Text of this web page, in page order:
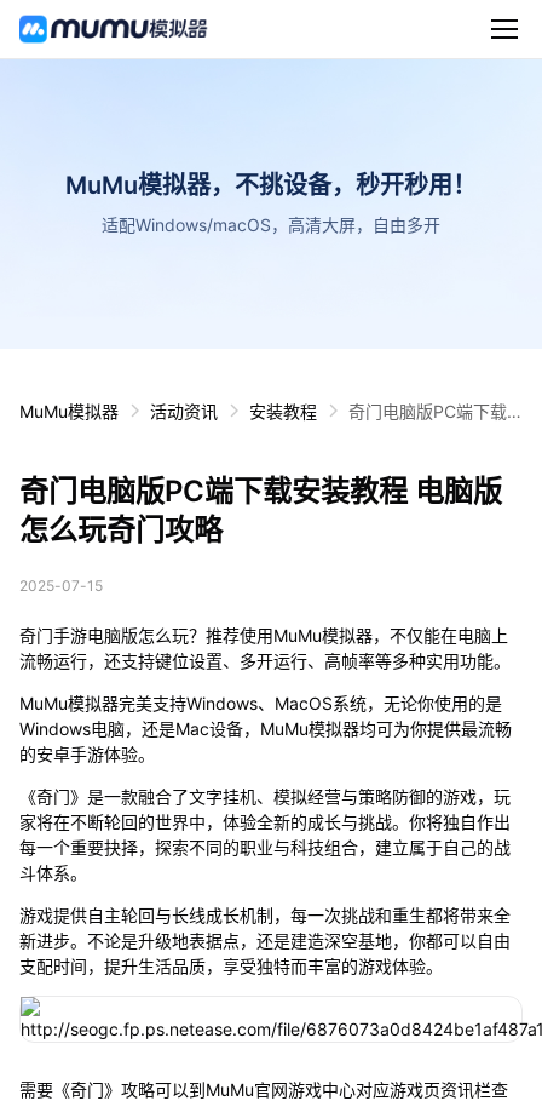
MuMu模拟器，不挑设备，秒开秒用！
适配Windows/macOS，高清大屏，自由多开
MuMu模拟器 活动资讯 安装教程
奇门电脑版PC端下载
奇门电脑版PC端下载安装教程 电脑版
怎么玩奇门攻略
2025-07-15
奇门手游电脑版怎么玩？推荐使用MuMu模拟器，不仅能在电脑上
流畅运行，还支持键位设置、多开运行、高帧率等多种实用功能。
MuMu模拟器完美支持Windows、MacOS系统，无论你使用的是
Windows电脑，还是Mac设备，MuMu模拟器均可为你提供最流畅
的安卓手游体验。
《奇门》是一款融合了文字挂机、模拟经营与策略防御的游戏，玩
家将在不断轮回的世界中，体验全新的成长与挑战。你将独自作出
每一个重要抉择，探索不同的职业与科技组合，建立属于自己的战
斗体系。
游戏提供自主轮回与长线成长机制，每一次挑战和重生都将带来全
新进步。不论是升级地表据点，还是建造深空基地，你都可以自由
支配时间，提升生活品质，享受独特而丰富的游戏体验。
需要《奇门》攻略可以到MuMu官网游戏中心对应游戏页资讯栏查